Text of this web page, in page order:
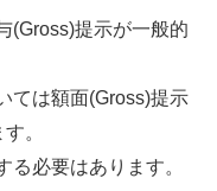
(Gross)提示が一般的
ては額面(Gross)提示
。
る必要はあります。